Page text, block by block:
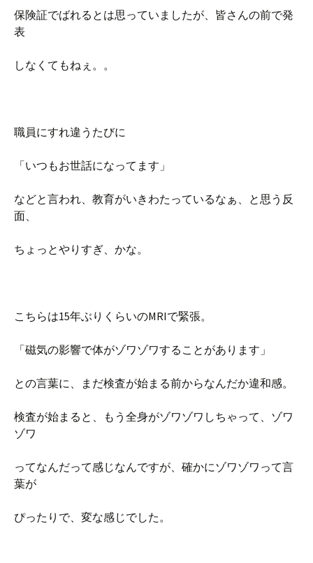
保険証でばれるとは思っていましたが、皆さんの前で発
表
しなくてもねぇ。。
職員にすれ違うたびに
「いつもお世話になってます」
などと言われ、教育がいきわたっているなぁ、と思う反
面、
ちょっとやりすぎ、かな。
こちらは15年ぶりくらいのMRIで緊張。
「磁気の影響で体がゾワゾワすることがあります」
との言葉に、まだ検査が始まる前からなんだか違和感。
検査が始まると、もう全身がゾワゾワしちゃって、ゾワ
ゾワ
ってなんだって感じなんですが、確かにゾワゾワって言
葉が
ぴったりで、変な感じでした。